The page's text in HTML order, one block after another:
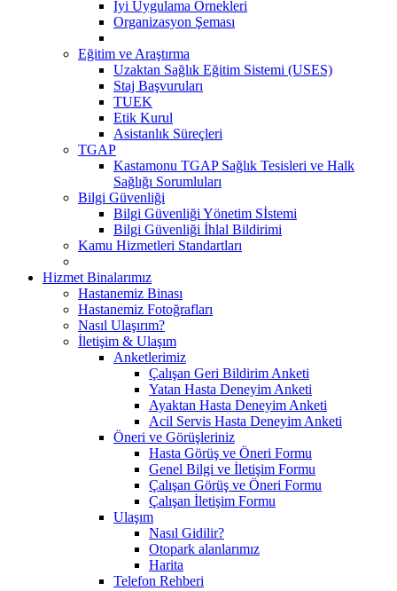
İyi Uygulama Örnekleri
Organizasyon Şeması
Eğitim ve Araştırma
Uzaktan Sağlık Eğitim Sistemi (USES)
Staj Başvuruları
TUEK
Etik Kurul
Asistanlık Süreçleri
TGAP
Kastamonu TGAP Sağlık Tesisleri ve Halk
Sağlığı Sorumluları
Bilgi Güvenliği
Bilgi Güvenliği Yönetim Sİstemi
Bilgi Güvenliği İhlal Bildirimi
Kamu Hizmetleri Standartları
Hizmet Binalarımız
Hastanemiz Binası
Hastanemiz Fotoğrafları
Nasıl Ulaşırım?
İletişim & Ulaşım
Anketlerimiz
Çalışan Geri Bildirim Anketi
Yatan Hasta Deneyim Anketi
Ayaktan Hasta Deneyim Anketi
Acil Servis Hasta Deneyim Anketi
Öneri ve Görüşleriniz
Hasta Görüş ve Öneri Formu
Genel Bilgi ve İletişim Formu
Çalışan Görüş ve Öneri Formu
Çalışan İletişim Formu
Ulaşım
Nasıl Gidilir?
Otopark alanlarımız
Harita
Telefon Rehberi